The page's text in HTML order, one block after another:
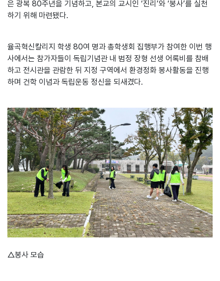
은 광복 80주년을 기념하고, 본교의 교시인 ‘진리’와 ‘봉사’를 실천
하기 위해 마련됐다.
율곡혁신칼리지 학생 80여 명과 총학생회 집행부가 참여한 이번 행
사에서는 참가자들이 독립기념관 내 범정 장형 선생 어록비를 참배
하고 전시관을 관람한 뒤 지정 구역에서 환경정화 봉사활동을 진행
하며 건학 이념과 독립운동 정신을 되새겼다.
△봉사 모습